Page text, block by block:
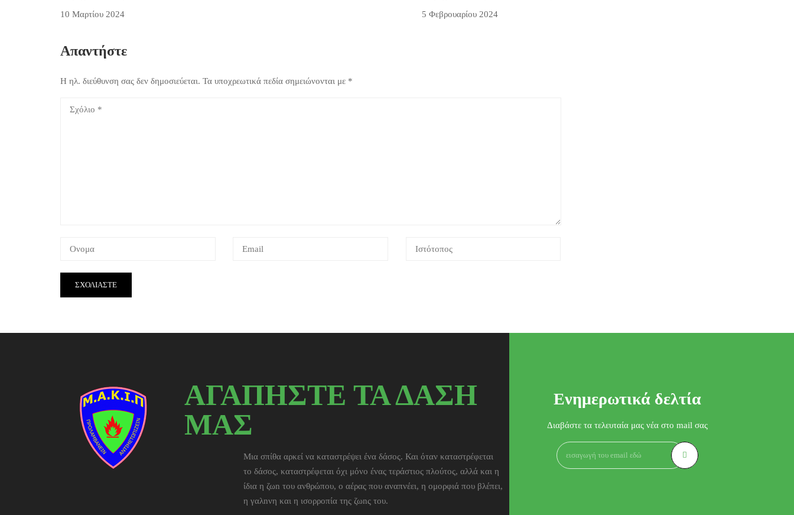
10 Μαρτίου 2024 5 Φεβρουαρίου 2024
Απαντήστε
Η ηλ. διεύθυνση σας δεν δημοσιεύεται. Τα υποχρεωτικά πεδία σημειώνονται με *
ΑΓΑΠΗΣΤΕ ΤΑ ΔΑΣΗ
ΜΑΣ
Μια σπίθα αρκεί να καταστρέψει ένα δάσος. Και όταν καταστρέφεται
το δάσος, καταστρέφεται όχι μόνο ένας τεράστιος πλούτος, αλλά και η
ίδια η ζωn του ανθρώπου, ο αέρας που αναπνέει, η ομορφιά που βλέπει,
η γαλnνη και η ισορροπία της ζωnς του.
Ενημερωτικά δελτία
Διαβάστε τα τελευταία μας νέα στο mail σας